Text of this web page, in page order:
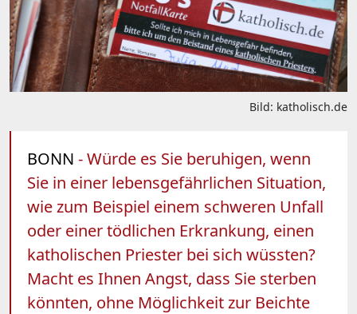
Bild: katholisch.de
BONN - Würde es Sie beruhigen, wenn
Sie in einer lebensgefährlichen Situation,
wie zum Beispiel einem schweren Unfall
oder einer tödlichen Erkrankung, einen
katholischen Priester bei sich wüssten?
Macht es Ihnen Angst, dass Sie sterben
könnten, ohne Möglichkeit zur Beichte